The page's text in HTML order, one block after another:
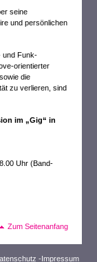
seine
und persönlichen
und Funk-
orientierter
die
zu verlieren, sind
im „Gig“ in
Uhr (Band-
Zum Seitenanfang
-Impressum